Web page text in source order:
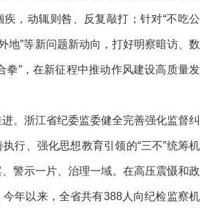
，动辄则咎、反复敲打；针对“不吃公
地”等新问题新动向，打好明察暗访、数
拳”，在新征程中推动作风建设高质量发
浙江省纪委监委健全完善强化监督纠
行、强化思想教育引领的“三不”统筹机
警示一片、治理一域。在高压震慑和政
年以来，全省共有388人向纪检监察机